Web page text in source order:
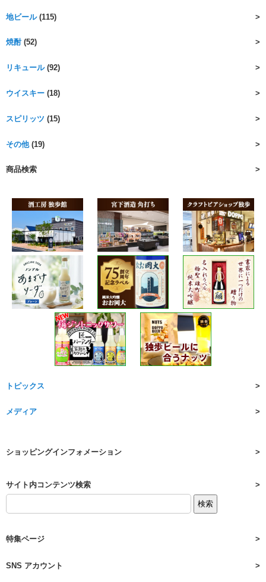
地ビール(115)
焼酎(52)
リキュール(92)
ウイスキー (18)
スピリッツ (15)
その他(19)
商品検索
トピックス
メディア
ショッピングインフォメーション
サイト内コンテンツ検索
特集ページ
SNS アカウント